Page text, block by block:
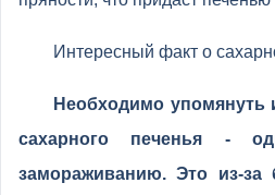
Интересный факт о
Необходимо упомянуть
сахарного печенья -
замораживанию. Это из-за